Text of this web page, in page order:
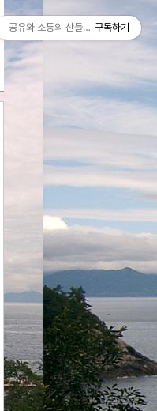
공유와 소통의 산들바람구독하기